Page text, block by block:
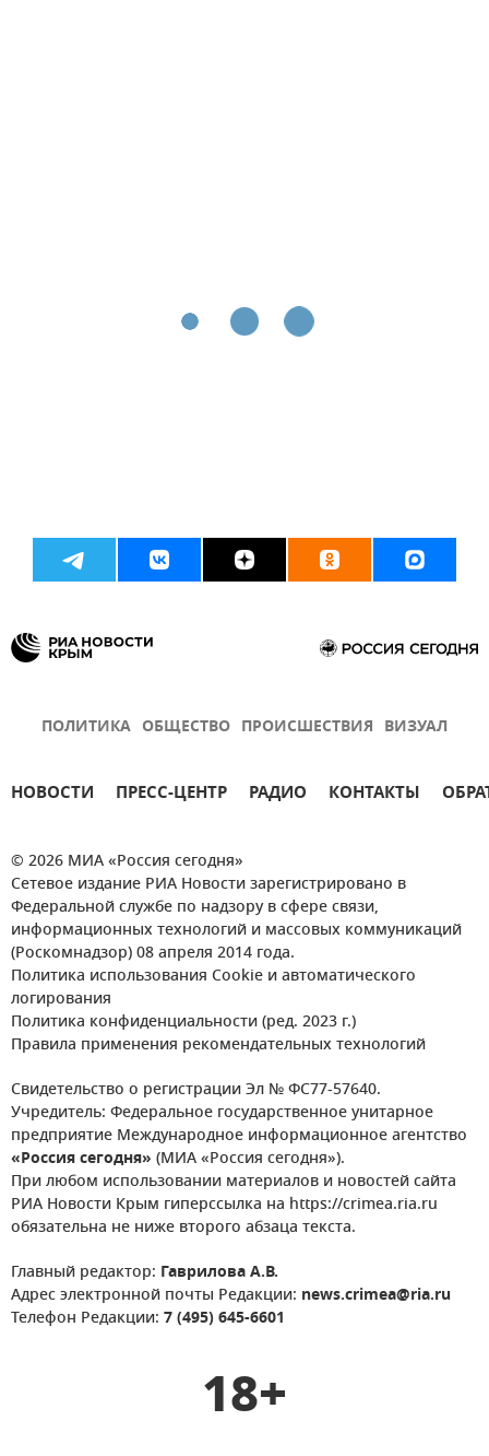
ПОЛИТИКА ОБЩЕСТВО ПРОИСШЕСТВИЯ ВИЗУАЛ
НОВОСТИ ПРЕСС-ЦЕНТР РАДИО КОНТАКТЫ
© 2026 МИА «Россия сегодня»
Сетевое издание РИА Новости зарегистрировано в
Федеральной службе по надзору в сфере связи,
информационных технологий и массовых коммуникаций
(Роскомнадзор) 08 апреля 2014 года.
Политика использования Cookie и автоматического
логирования
Политика конфиденциальности (ред. 2023 г.)
Правила применения рекомендательных технологий
Свидетельство о регистрации Эл № ФС77-57640.
Учредитель: Федеральное государственное унитарное
предприятие Международное информационное агентство
«Россия сегодня» (МИА «Россия сегодня»).
При любом использовании материалов и новостей сайта
РИА Новости Крым гиперссылка на https://crimea.ria.ru
обязательна не ниже второго абзаца текста.
Главный редактор: Гаврилова А.В.
Адрес электронной почты Редакции: news.crimea@ria.ru
Телефон Редакции: 7 (495) 645-6601
18+